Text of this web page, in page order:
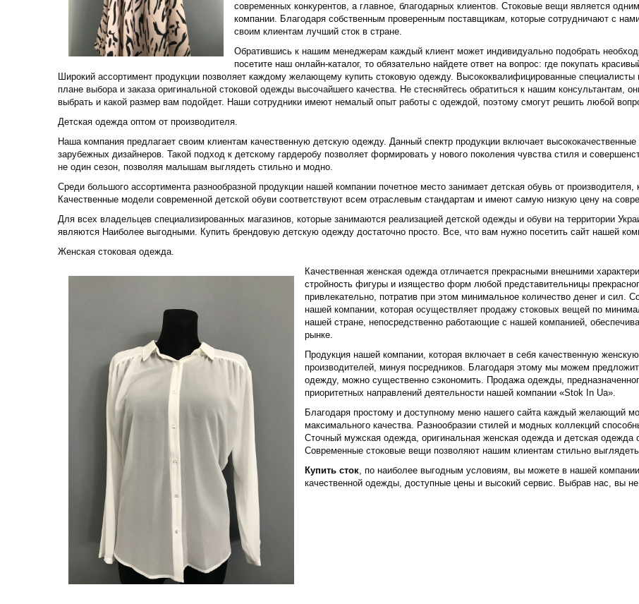
современных конкурентов, а главное, благодарных клиентов. Стоковые вещи является
компании. Благодаря собственным проверенным поставщикам, которые сотрудничают с
своим клиентам лучший сток в стране.
Обратившись к нашим менеджерам каждый клиент может индивидуально подобрать
посетите наш онлайн-каталог, то обязательно найдете ответ на вопрос: где покупать
Широкий ассортимент продукции позволяет каждому желающему купить стоковую одежду. Высококвалифицированные
плане выбора и заказа оригинальной стоковой одежды высочайшего качества. Не стесняйтесь обратиться к нашим
выбрать и какой размер вам подойдет. Наши сотрудники имеют немалый опыт работы с одеждой, поэтому смогут решить любой
Детская одежда оптом от производителя.
Наша компания предлагает своим клиентам качественную детскую одежду. Данный спектр продукции включает
зарубежных дизайнеров. Такой подход к детскому гардеробу позволяет формировать у нового поколения чувства стиля и
не один сезон, позволяя малышам выглядеть стильно и модно.
Среди большого ассортимента разнообразной продукции нашей компании почетное место занимает детская обувь от
Качественные модели современной детской обуви соответствуют всем отраслевым стандартам и имеют самую низкую цену на
Для всех владельцев специализированных магазинов, которые занимаются реализацией детской одежды и обуви на территории
являются Наиболее выгодными. Купить брендовую детскую одежду достаточно просто. Все, что вам нужно посетить сайт нашей
Женская стоковая одежда.
Качественная женская одежда отличается прекрасными внешними
стройность фигуры и изящество форм любой представительницы
привлекательно, потратив при этом минимальное количество денег и сил.
нашей компании, которая осуществляет продажу стоковых вещей по
нашей стране, непосредственно работающие с нашей компанией,
рынке.
Продукция нашей компании, которая включает в себя качественную
производителей, минуя посредников. Благодаря этому мы можем
одежду, можно существенно сэкономить. Продажа одежды,
приоритетных направлений деятельности нашей компании «Stok In Ua».
Благодаря простому и доступному меню нашего сайта каждый желающий
максимального качества. Разнообразии стилей и модных коллекций
Сточный мужская одежда, оригинальная женская одежда и детская одежда
Современные стоковые вещи позволяют нашим клиентам стильно
Купить сток, по наиболее выгодным условиям, вы можете в нашей
качественной одежды, доступные цены и высокий сервис. Выбрав нас, вы